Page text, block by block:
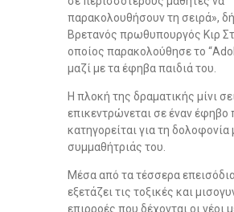
παρακολουθήσουν τη σειρά»,
Βρετανός πρωθυπουργός Κιρ
οποίος παρακολούθησε το
μαζί με τα έφηβα παιδιά του.
Η πλοκή της δραματικής μίνι
επικεντρώνεται σε έναν έφηβο
κατηγορείται για τη δολοφονία
συμμαθήτριάς του.
Μέσα από τα τέσσερα
εξετάζει τις τοξικές και
επιρροές που δέχονται οι νέοι